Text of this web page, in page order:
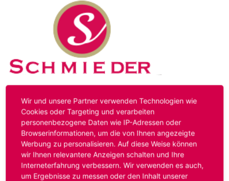
Kontakt Impressum Datenschutz
Hinweis:Das von ihnen aufgerufene Stellenangebot ist
bereits ausgelaufen. Alternative Stellenanzeigen finden
Sie unter:
www.schmieder-personal.de/stellenangebote
Oder Sie bewerben sich
initiativund wir suchen für Sie
passende Stellenangebote.
Wir und unsere Partner verwenden Technologien wie
Cookies oder Targeting und verarbeiten
personenbezogene Daten wie IP-Adressen oder
Browserinformationen, um die von Ihnen angezeigte
Werbung zu personalisieren. Auf diese Weise können
wir Ihnen relevantere Anzeigen schalten und Ihre
Interneterfahrung verbessern. Wir verwenden es auch,
um Ergebnisse zu messen oder den Inhalt unserer